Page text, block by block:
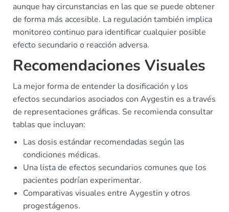
aunque hay circunstancias en las que se puede obtener
de forma más accesible. La regulación también implica
monitoreo continuo para identificar cualquier posible
efecto secundario o reacción adversa.
Recomendaciones Visuales
La mejor forma de entender la dosificación y los
efectos secundarios asociados con Aygestin es a través
de representaciones gráficas. Se recomienda consultar
tablas que incluyan:
Las dosis estándar recomendadas según las
condiciones médicas.
Una lista de efectos secundarios comunes que los
pacientes podrían experimentar.
Comparativas visuales entre Aygestin y otros
progestágenos.